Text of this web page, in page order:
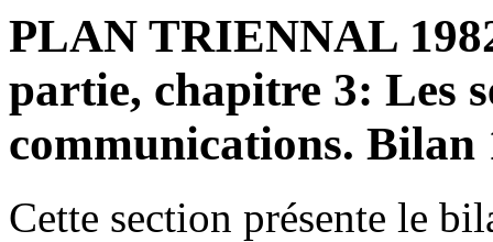
PLAN TRIENNAL
partie, chapitre 3: Les
communications. Bilan
Cette section présente le